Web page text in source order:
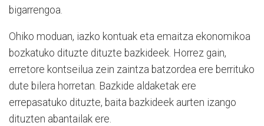
bigarrengoa.
Ohiko moduan, iazko kontuak eta emaitza ekonomikoa
bozkatuko dituzte dituzte bazkideek. Horrez gain,
erretore kontseilua zein zaintza batzordea ere berrituko
dute bilera horretan. Bazkide aldaketak ere
errepasatuko dituzte, baita bazkideek aurten izango
dituzten abantailak ere.